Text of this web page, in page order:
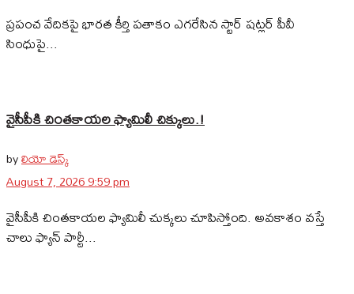
ప్రపంచ వేదికపై భారత కీర్తి పతాకం ఎగరేసిన స్టార్ షట్లర్ పీవీ
సింధుపై...
వైసీపీకి చింతకాయల ఫ్యామిలీ చిక్కులు.!
byలియో డెస్క్
August 7, 2026 9:59 pm
వైసీపీకి చింతకాయల ఫ్యామిలీ చుక్కలు చూపిస్తోంది. అవకాశం వస్తే
చాలు ఫ్యాన్‌ పార్టీ...